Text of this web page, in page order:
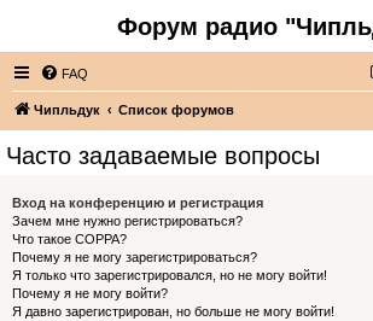
Форум радио
FAQ
Чипльдук Список форумов
Часто задаваемые вопросы
Вход на конференцию и регистрация
Зачем мне нужно регистрироваться?
Что такое COPPA?
Почему я не могу зарегистрироваться?
Я только что зарегистрировался, но не могу войти!
Почему я не могу войти?
Я давно зарегистрирован, но больше не могу войти!